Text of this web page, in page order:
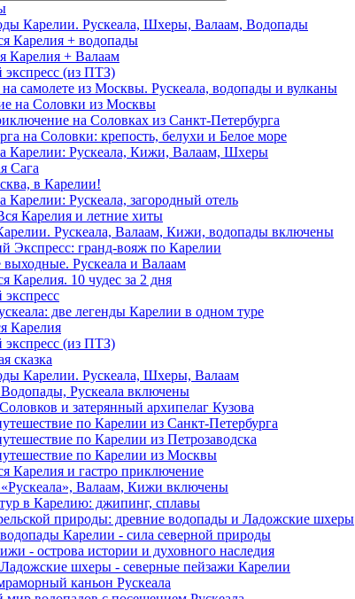
Карелии. Рускеала, Шхеры, Валаам, Водопады
Карелия + водопады
Карелия + Валаам
экспресс (из ПТЗ)
самолете из Москвы. Рускеала, водопады и вулканы
на Соловки из Москвы
на Соловках из Санкт-Петербурга
на Соловки: крепость, белухи и Белое море
Карелии: Рускеала, Кижи, Валаам, Шхеры
Сага
в Карелии!
Рускеала, загородный отель
Карелия и летние хиты
Рускеала, Валаам, Кижи, водопады включены
Экспресс: гранд-вояж по Карелии
выходные. Рускеала и Валаам
Карелия. 10 чудес за 2 дня
экспресс
две легенды Карелии в одном туре
Карелия
экспресс (из ПТЗ)
сказка
Карелии. Рускеала, Шхеры, Валаам
Рускеала включены
и затерянный архипелаг Кузова
по Карелии из Санкт-Петербурга
по Карелии из Петрозаводска
по Карелии из Москвы
Карелия и гастро приключение
Валаам, Кижи включены
в Карелию: джипинг, сплавы
природы: древние водопады и Ладожские шхеры
Карелии - сила северной природы
- острова истории и духовного наследия
шхеры - северные пейзажи Карелии
каньон Рускеала